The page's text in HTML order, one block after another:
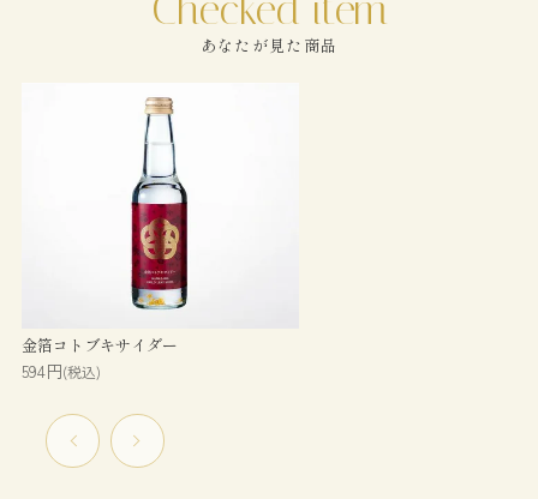
あなたが見た商品
金箔コトブキサイダー
594円(税込)